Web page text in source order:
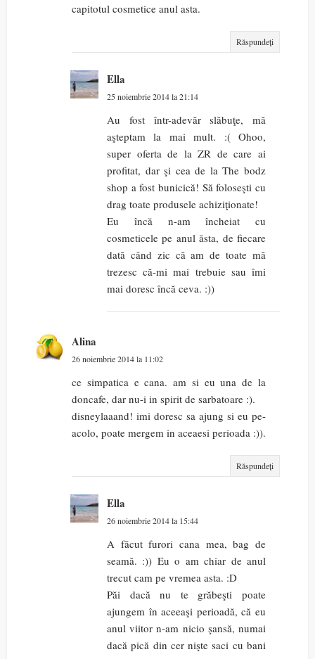
capitotul cosmetice anul asta.
Răspundeți
Ella
25 noiembrie 2014 la 21:14
Au fost într-adevăr slăbuţe, mă
aşteptam la mai mult. :( Ohoo,
super oferta de la ZR de care ai
profitat, dar şi cea de la The bodz
shop a fost bunicică! Să foloseşti cu
drag toate produsele achiziţionate!
Eu încă n-am încheiat cu
cosmeticele pe anul ăsta, de fiecare
dată când zic că am de toate mă
trezesc că-mi mai trebuie sau îmi
mai doresc încă ceva. :))
Alina
26 noiembrie 2014 la 11:02
ce simpatica e cana. am si eu una de la
doncafe, dar nu-i in spirit de sarbatoare :).
disneylaaand! imi doresc sa ajung si eu pe-
acolo, poate mergem in aceaesi perioada :)).
Răspundeți
Ella
26 noiembrie 2014 la 15:44
A făcut furori cana mea, bag de
seamă. :)) Eu o am chiar de anul
trecut cam pe vremea asta. :D
Păi dacă nu te grăbeşti poate
ajungem în aceeaşi perioadă, că eu
anul viitor n-am nicio şansă, numai
dacă pică din cer nişte saci cu bani